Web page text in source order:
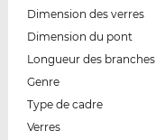
Dimension des verres
Dimension du pont
Longueur des branches
Genre
Type de cadre
Verres